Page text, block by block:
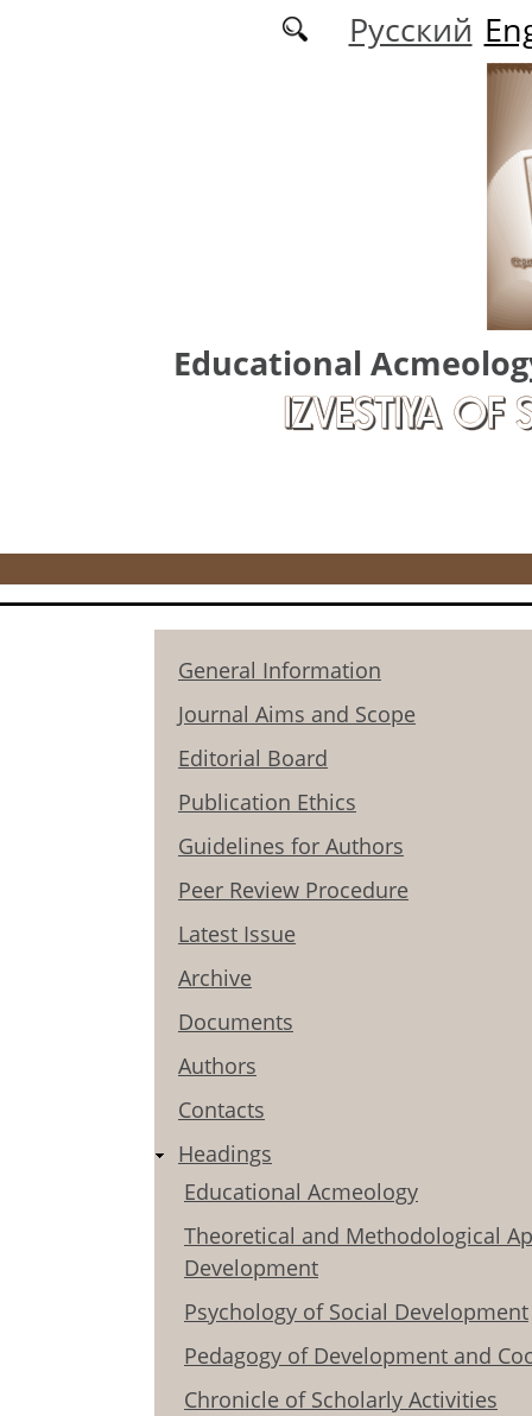
Русский
Educational
IZVESTIYA OF
General Information
Journal Aims and Scope
Editorial Board
Publication Ethics
Guidelines for Authors
Peer Review Procedure
Latest Issue
Archive
Documents
Authors
Contacts
Headings
Educational Acmeology
Theoretical and Methodological
Development
Psychology of Social Development
Pedagogy of Development and
Chronicle of Scholarly Activities